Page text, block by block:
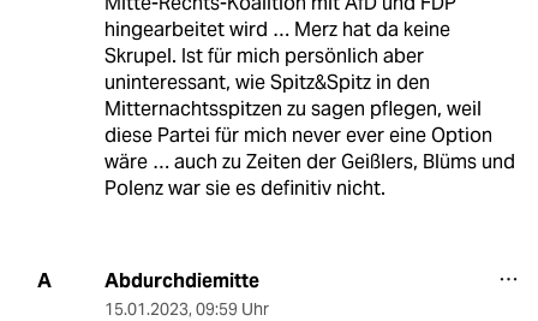
hingearbeitet wird … Merz hat da keine
Skrupel. Ist für mich persönlich aber
uninteressant, wie Spitz&Spitz in den
Mitternachtsspitzen zu sagen pflegen, weil
diese Partei für mich never ever eine Option
wäre … auch zu Zeiten der Geißlers, Blüms und
Polenz war sie es definitiv nicht.
A Abdurchdiemitte
15.01.2023, 09:59 Uhr